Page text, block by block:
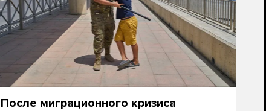
После миграционного кризиса